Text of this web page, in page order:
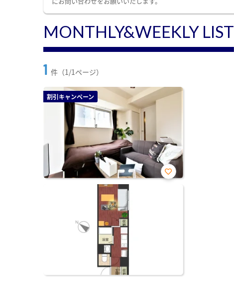
MONTHLY&WEEKLY LIST
1 件（1/1ページ）
割引キャンペーン
お気